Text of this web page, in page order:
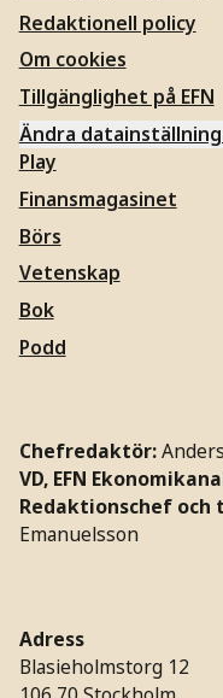
Redaktionell policy
Om cookies
Tillgänglighet på EFN
Ändra
Play
Finansmagasinet
Börs
Vetenskap
Bok
Podd
Chefredaktör:
VD, EFN
Redaktionschef
Emanuelsson
Adress
Blasieholmstorg 12